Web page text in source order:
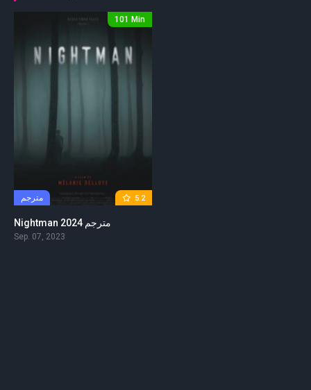
5.2 مترجم
101 Min
Nightman 2024 مترجم
Sep. 07, 2023